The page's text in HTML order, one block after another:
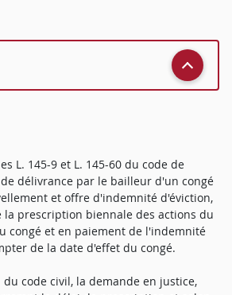
L. 145-9 et L. 145-60 du code de
délivrance par le bailleur d'un congé
et offre d'indemnité d'éviction,
prescription biennale des actions du
congé et en paiement de l'indemnité
de la date d'effet du congé.
du code civil, la demande en justice,